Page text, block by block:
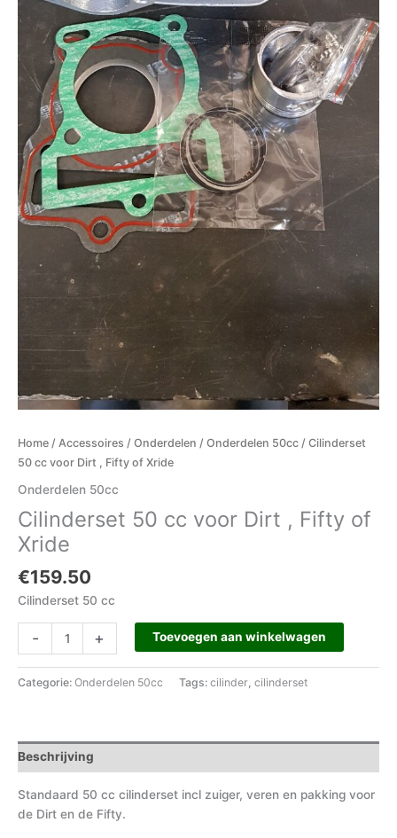
Home / Accessoires / Onderdelen / Onderdelen 50cc / Cilinderset
50 cc voor Dirt , Fifty of Xride
Onderdelen 50cc
Cilinderset 50 cc voor Dirt , Fifty of
Xride
€159.50
Cilinderset 50 cc
- + Toevoegen aan winkelwagen
Categorie: Onderdelen 50cc Tags: cilinder cilinderset
Beschrijving
Standaard 50 cc cilinderset incl zuiger, veren en pakking voor
de Dirt en de Fifty.